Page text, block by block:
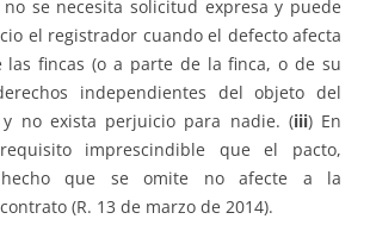
se necesita solicitud expresa y puede
el registrador cuando el defecto afecta
las fincas (o a parte de la finca, o de su
independientes del objeto del
no exista perjuicio para nadie. (iii) En
imprescindible que el pacto,
que se omite no afecte a la
(R. 13 de marzo de 2014).